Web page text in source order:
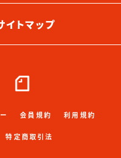
イトマップ
会員規約 利用規約
特定商取引法